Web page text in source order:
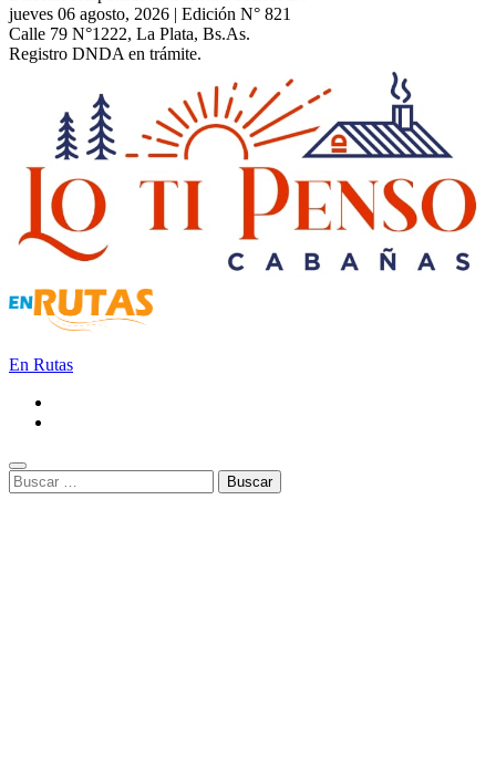
jueves 06 agosto, 2026 | Edición N° 821
Calle 79 N°1222, La Plata, Bs.As.
Registro DNDA en trámite.
En Rutas
Buscar: